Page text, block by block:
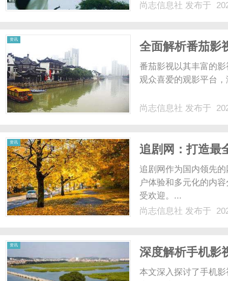
尚志信息社 发布于
资讯
全面解析番茄影
番茄影视以其丰富的
观众喜爱的观影平台
尚志信息社 发布于
资讯
追剧网：打造最
追剧网作为国内领先
户体验和多元化的内
受欢迎。...
尚志信息社 发布于
资讯
深度解析手机影
本文深入探讨了手机